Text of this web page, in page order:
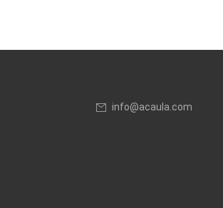
info@acaula.com